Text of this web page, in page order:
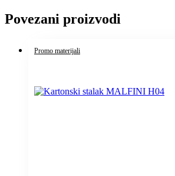
Povezani proizvodi
Promo materijali